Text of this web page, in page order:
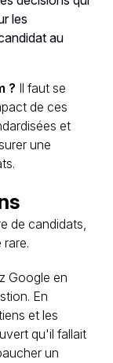
les
au
? Il faut se
de ces
et
une
de candidats,
Google en
En
et les
qu'il fallait
un